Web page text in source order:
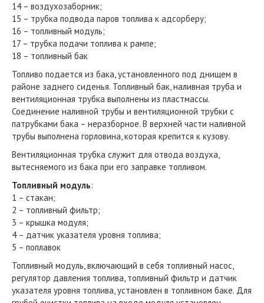
14 – воздухозаборник;
15 – трубка подвода паров топлива к адсорберу;
16 – топливный модуль;
17 – трубка подачи топлива к рампе;
18 – топливный бак
Топливо подается из бака, установленного под днищем в
районе заднего сиденья. Топливный бак, наливная труба и
вентиляционная трубка выполнены из пластмассы.
Соединение наливной трубы и вентиляционной трубки с
патрубками бака – неразборное. В верхней части наливной
трубы выполнена горловина, которая крепится к кузову.
Вентиляционная трубка служит для отвода воздуха,
вытесняемого из бака при его заправке топливом.
Топливный модуль:
1 – стакан;
2 – топливный фильтр;
3 – крышка модуля;
4 – датчик указателя уровня топлива;
5 – поплавок
Топливный модуль, включающий в себя топливный насос,
регулятор давления топлива, топливный фильтр и датчик
указателя уровня топлива, установлен в топливном баке. Для